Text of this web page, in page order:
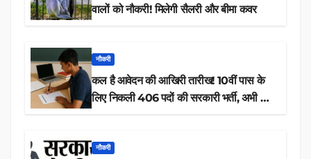
वालों को नौकरी! मिलेगी सैलरी और बीमा कवर
नौकरी
कल है आवेदन की आखिरी तारीख! 10वीं पास के
लिए निकली 406 पदों की सरकारी भर्ती, अभी करें
नौकरी